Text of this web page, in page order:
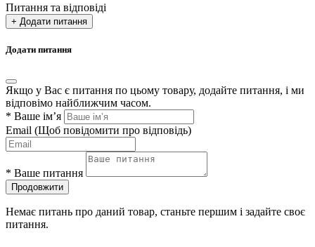
Питання та відповіді
+ Додати питання
Додати питання
Якщо у Вас є питання по цьому товару, додайте питання, і ми
відповімо найближчим часом.
* Ваше ім’я
Email (Щоб повідомити про відповідь)
* Ваше питання
Продовжити
Немає питань про даний товар, станьте першим і задайте своє
питання.